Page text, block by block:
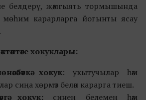
белдерү, җәмгыять тормышында
мөһим карарларга йогынты ясау
хокуклары:
хокук: укытучылар һәм
сиңа хөрмәт белән карарга тиеш.
хокук: синең белемең һәм